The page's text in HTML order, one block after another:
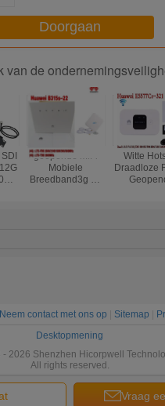
Doorgaan
van de
geopende MiFi
Mobiele
Breedband3g de
Witte
Draadloze
Vraag
Neem contact met ons op Sitemap
Desktopmening
2026 Shenzhen Hicorpwell
All rights reserved.